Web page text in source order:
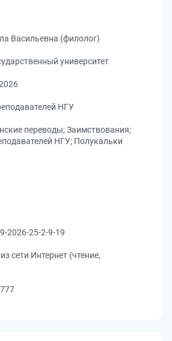
Васильевна (филолог)
университет
НГУ
переводы; Заимствования;
НГУ; Полукальки
2026-25-2-9-19
сети Интернет (чтение,